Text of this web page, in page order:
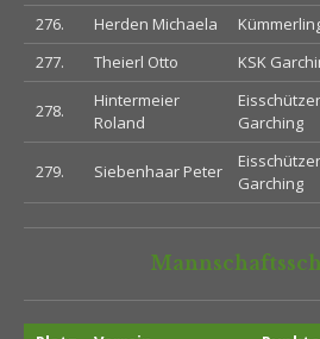
276. Herden Michaela
277.
Theierl Otto KSK
278.
Hintermeier
Roland
Garching
279. Siebenhaar Peter
Garching